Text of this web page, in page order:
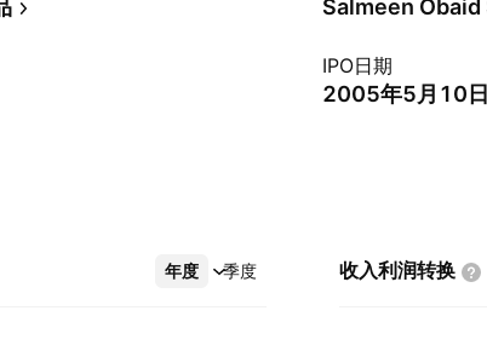
IPO日期
2005年5月10日
年度 季度
更多 收入利润转换